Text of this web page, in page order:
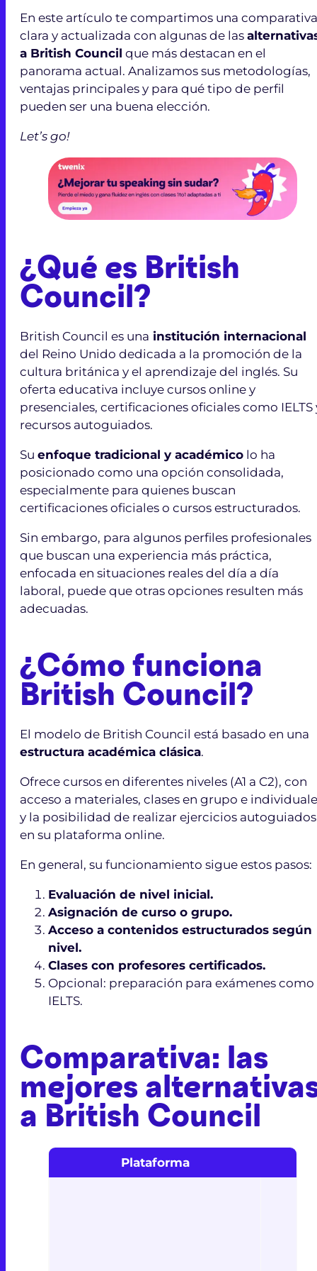
En este artículo te compartimos una comparativa
clara y actualizada con algunas de las
a British Council que más destacan en el
panorama actual. Analizamos sus metodologías,
ventajas principales y para qué tipo de perfil
pueden ser una buena elección.
Let’s go!
¿Qué es British
Council?
British Council es una institución internacional
del Reino Unido dedicada a la promoción de la
cultura británica y el aprendizaje del inglés. Su
oferta educativa incluye cursos online y
presenciales, certificaciones oficiales como IELTS
recursos autoguiados.
Su enfoque tradicional y académico lo ha
posicionado como una opción consolidada,
especialmente para quienes buscan
certificaciones oficiales o cursos estructurados.
Sin embargo, para algunos perfiles profesionales
que buscan una experiencia más práctica,
enfocada en situaciones reales del día a día
laboral, puede que otras opciones resulten más
adecuadas.
¿Cómo funciona
British Council?
El modelo de British Council está basado en una
estructura académica clásica.
Ofrece cursos en diferentes niveles (A1 a C2), con
acceso a materiales, clases en grupo e
y la posibilidad de realizar ejercicios autoguiados
en su plataforma online.
En general, su funcionamiento sigue estos pasos:
Evaluación de nivel inicial.
Asignación de curso o grupo.
Acceso a contenidos estructurados según
nivel.
Clases con profesores certificados.
Opcional: preparación para exámenes como
IELTS.
Comparativa: las
mejores
a British Council
Plataforma